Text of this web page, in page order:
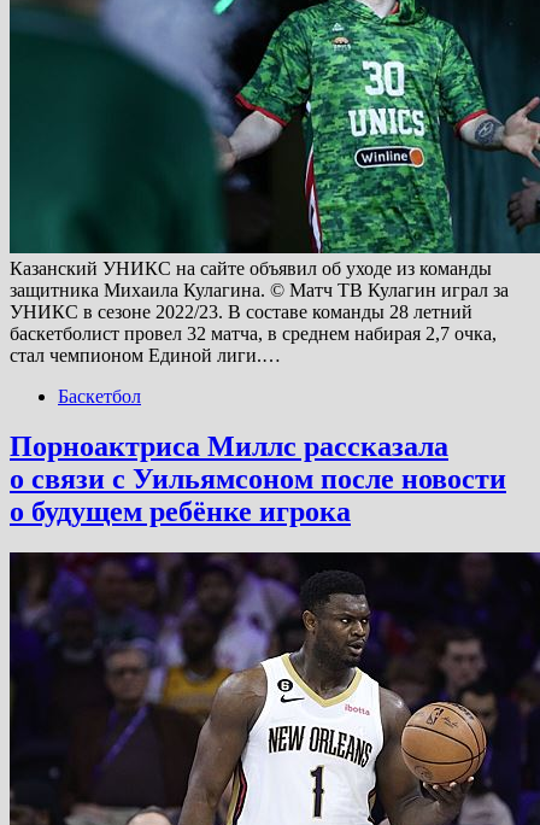
Казанский УНИКС на сайте объявил об уходе из команды
защитника Михаила Кулагина. © Матч ТВ Кулагин играл за
УНИКС в сезоне 2022/23. В составе команды 28 летний
баскетболист провел 32 матча, в среднем набирая 2,7 очка,
стал чемпионом Единой лиги.…
Баскетбол
Порноактриса Миллс рассказала
о связи с Уильямсоном после новости
о будущем ребёнке игрока